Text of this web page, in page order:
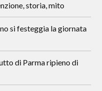
storia, mito
si festeggia la giornata
di Parma ripieno di